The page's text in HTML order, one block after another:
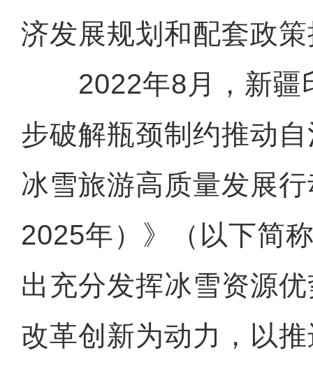
济发展规划和配套政
2022年8月，新疆
步破解瓶颈制约推动
冰雪旅游高质量发展
2025年）》（以下简
出充分发挥冰雪资源
改革创新为动力，以